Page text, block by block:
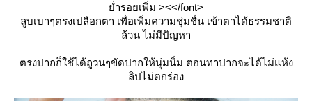
่ำรอยเพิ่ม ><</font>
ลูบเบาๆตรงเปลือกตา เพื่อเพิ่มความชุ่มชื่น เข้าตาได้ธรรมชาติ
ล้วน ไม่มีปัญหา
ตรงปากก็ใช้ได้ถูวนๆขัดปากให้นุ่มนิ่ม ตอนทาปากจะได้ไม่แห้ง
ลิปไม่ตกร่อง